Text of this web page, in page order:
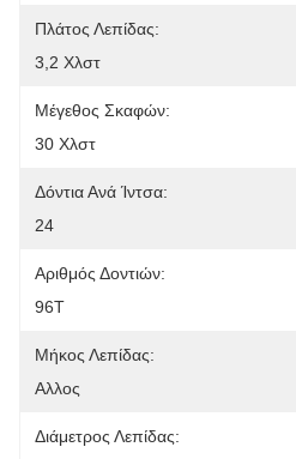
Πλάτος Λεπίδας:
3,2 Χλστ
Μέγεθος Σκαφών:
30 Χλστ
Δόντια Ανά Ίντσα:
24
Αριθμός Δοντιών:
96T
Μήκος Λεπίδας:
Αλλος
Διάμετρος Λεπίδας: